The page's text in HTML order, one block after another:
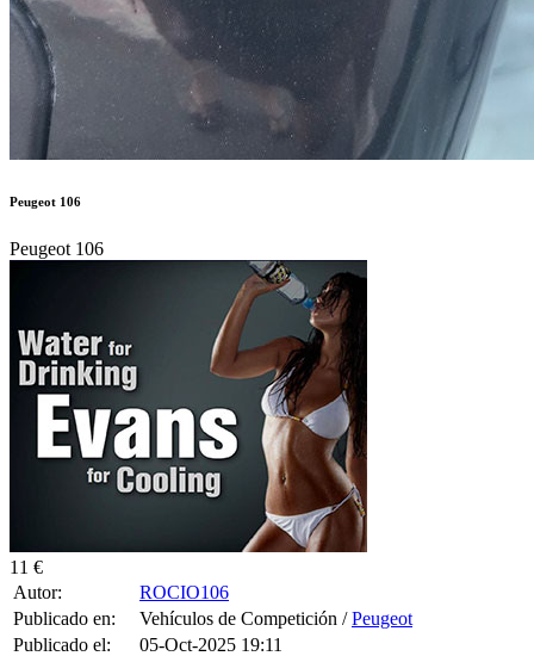
Peugeot 106
Peugeot 106
11 €
Autor:
ROCIO106
Publicado en:
Vehículos de Competición /Peugeot
Publicado el:
05-Oct-2025 19:11